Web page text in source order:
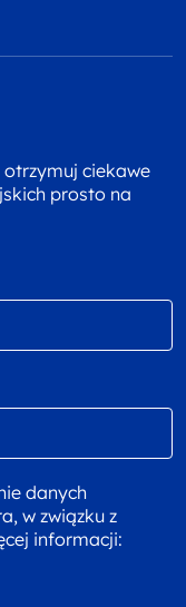
ciekawe
prosto na
danych
w związku z
informacji: